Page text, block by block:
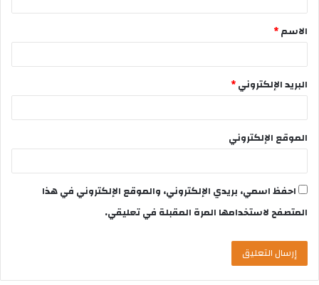
الاسم*
البريد الإلكتروني*
الموقع الإلكتروني
احفظ اسمي، بريدي الإلكتروني، والموقع الإلكتروني في هذا
المتصفح لاستخدامها المرة المقبلة في تعليقي.